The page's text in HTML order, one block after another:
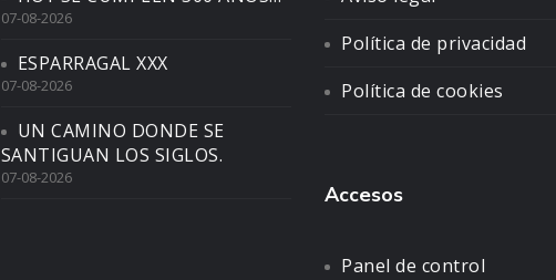
07-08-2026
ESPARRAGAL XXX
07-08-2026
UN CAMINO DONDE SE
SANTIGUAN LOS SIGLOS.
07-08-2026
Política de privacidad
Política de cookies
Accesos
Panel de control